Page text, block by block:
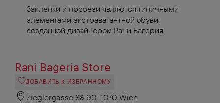
Заклепки и прорези являются типичными
элементами экстравагантной обуви,
созданной дизайнером Рани Багерия.
Rani Bageria Store
ДОБАВИТЬ К ИЗБРАННОМУ
Zieglergasse 88-90, 1070 Wien